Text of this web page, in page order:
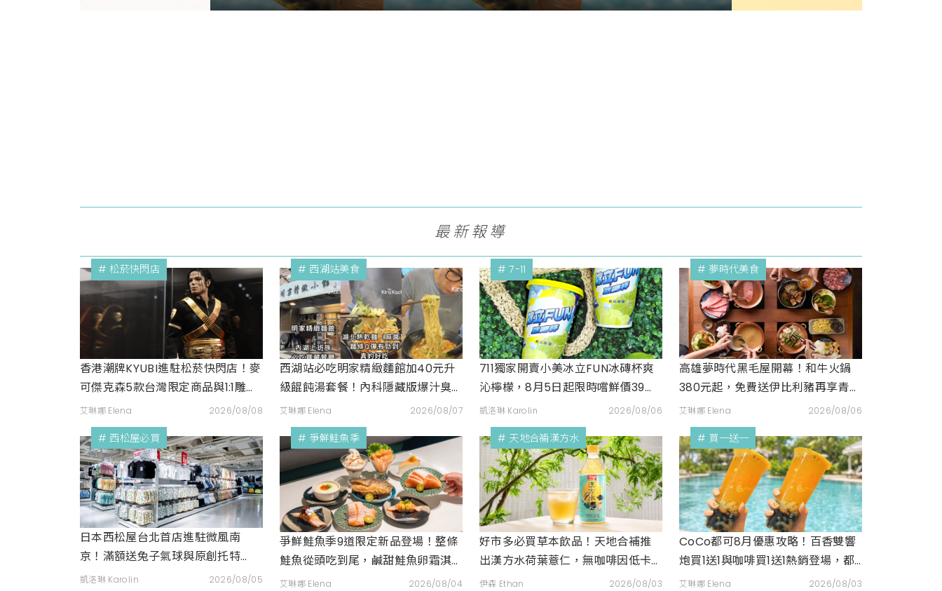
最新報導
# 松菸快閃店
香港潮牌KYUBI進駐松菸快閃店！麥
可傑克森5款台灣限定商品與1:1雕像
震撼登場
艾琳娜 Elena 2026/08/08
# 西湖站美食
西湖站必吃明家精緻麵館加40元升
級餛飩湯套餐！內科隱藏版爆汁臭
豆腐麵與牛肉麵疙瘩平價攻略
艾琳娜 Elena 2026/08/07
# 7-11
711獨家開賣小美冰立FUN冰磚杯爽
沁檸檬，8月5日起限時嚐鮮價39元
特調咖啡氣泡水超讚
凱洛琳 Karolin 2026/08/06
# 夢時代美食
高雄夢時代黑毛屋開幕！和牛火鍋
380元起，免費送伊比利豬再享青森
蘋果冰淇淋加購價。
艾琳娜 Elena 2026/08/06
# 西松屋必買
日本西松屋台北首店進駐微風南
京！滿額送兔子氣球與原創托特
包，指定夏裝享8折優惠
凱洛琳 Karolin 2026/08/05
# 爭鮮鮭魚季
爭鮮鮭魚季9道限定新品登場！整條
鮭魚從頭吃到尾，鹹甜鮭魚卵霜淇
淋開吃，滿額再送限量鮭魚造型扇
艾琳娜 Elena 2026/08/04
# 天地合補漢方水
好市多必買草本飲品！天地合補推
出漢方水荷葉薏仁，無咖啡因低卡
路里輕鬆喝無負擔
伊森 Ethan 2026/08/03
# 買一送一
CoCo都可8月優惠攻略！百香雙響
炮買1送1與咖啡買1送1熱銷登場，都
可訂2杯85元起
艾琳娜 Elena 2026/08/03